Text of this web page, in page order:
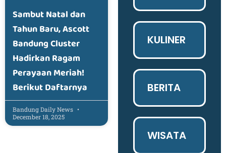
Sambut Natal dan
Tahun Baru, Ascott
Bandung Cluster
Hadirkan Ragam
Perayaan Meriah!
Berikut Daftarnya
Bandung Daily News
December 18, 2025
KULINER
BERITA
WISATA